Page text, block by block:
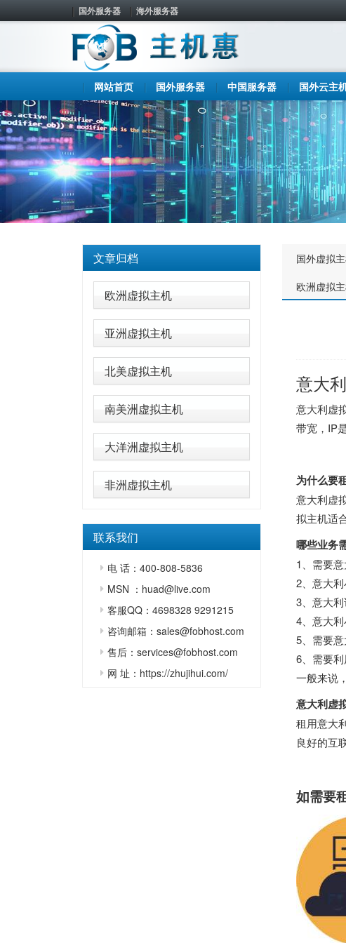
国外服务器 海外服务器
网站首页 国外服务器 中国服务器 国外云主
文章归档
欧洲虚拟主机
亚洲虚拟主机
北美虚拟主机
南美洲虚拟主机
大洋洲虚拟主机
非洲虚拟主机
联系我们
电 话：400-808-5836
MSN ：huad@live.com
客服QQ：4698328 9291215
咨询邮箱：sales@fobhost.com
售后：services@fobhost.com
网 址：https://zhujihui.com/
国外虚拟
欧洲虚拟
意大
意大利虚
带宽，IP
为什么要
意大利虚
拟主机适
哪些业务
1、需要
2、意大
3、意大
4、意大
5、需要
6、需要利
一般来说
意大利虚
租用意大
良好的互
如需要